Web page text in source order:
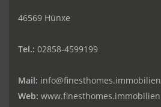
46569 Hünxe
Tel.: 02858-4599199
Mail: info@finesthomes.immobilien
Web: www.finesthomes.immobilien